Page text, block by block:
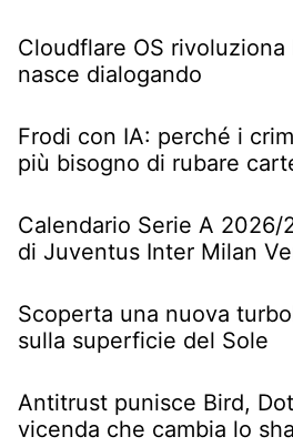
Cloudflare OS rivoluziona
nasce dialogando
Frodi con IA: perché i
più bisogno di rubare
Calendario Serie A
di Juventus Inter Milan
Scoperta una nuova
sulla superficie del Sole
Antitrust punisce Bird,
vicenda che cambia lo